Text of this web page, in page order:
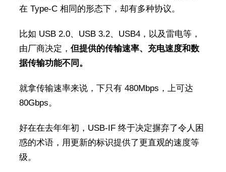
在 Type-C 相同的形态下，却有多种协议。
比如 USB 2.0、USB 3.2、USB4，以及雷电等，
由厂商决定， 但提供的传输速率、充电速度和数
据传输功能不同。
就拿传输速率来说，下只有 480Mbps，上可达
80Gbps。
好在在去年年初，USB-IF 终于决定摒弃了令人困
惑的术语，用更新的标识提供了更直观的速度等
级。